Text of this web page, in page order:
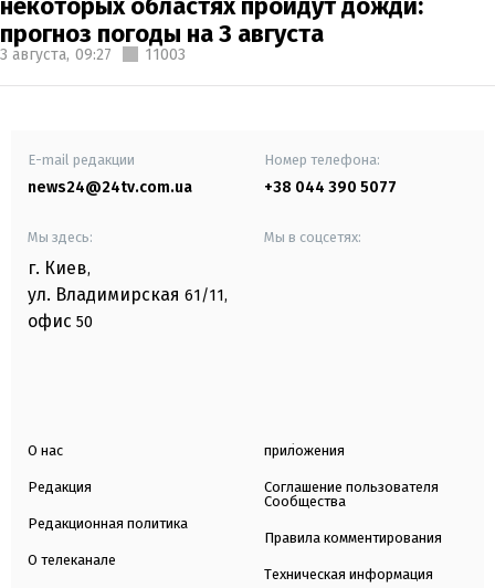
прогноз погоды на 3 августа
3 августа, 09:27 11003
E-mail редакции
news24@24tv.com.ua
Номер телефона:
+38 044 390 5077
Мы здесь:
г. Киев,
ул. Владимирская 61/11,
офис 50
Мы в соцсетях:
О нас
Редакция
Редакционная политика
О телеканале
приложения
Соглашение пользователя
Сообщества
Правила комментирования
Техническая информация